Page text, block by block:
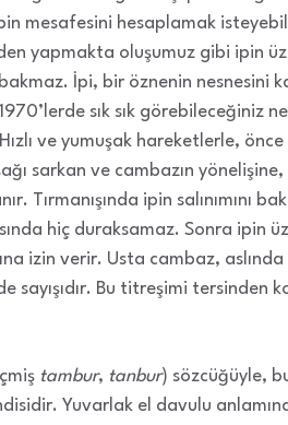
mesafesini hesaplamak
yapmakta oluşumuz gibi ipin
İpi, bir öznenin nesnesini
sık sık görebileceğiniz
ve yumuşak hareketlerle,
sarkan ve cambazın yönelişine,
Tırmanışında ipin salınımını
hiç duraksamaz. Sonra ipin
izin verir. Usta cambaz,
Bu titreşimi tersinden
tambur, tanbur) sözcüğüyle,
Yuvarlak el davulu